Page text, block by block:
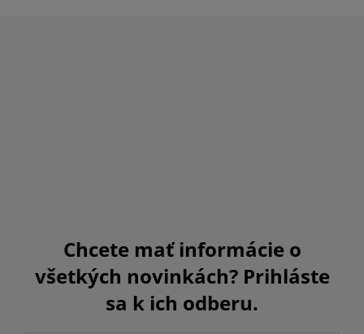
Chcete mať informácie o
všetkých novinkách? Prihláste
sa k ich odberu.